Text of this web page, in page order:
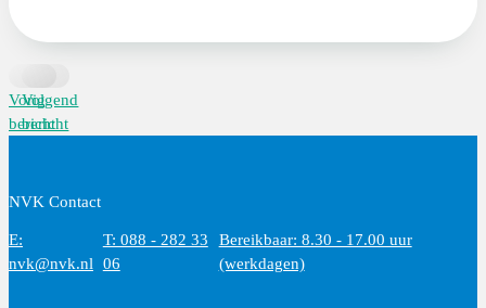
Vorig
bericht
Volgend
bericht
NVK Contact
E:
nvk@nvk.nl
T: 088 - 282 33
06
Bereikbaar: 8.30 - 17.00 uur
(werkdagen)